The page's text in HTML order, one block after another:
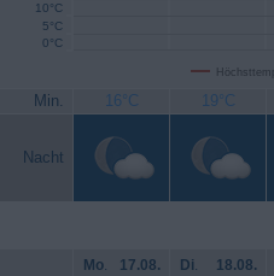
0°C
5°C
10°C
Min. 16°C 19°C
Nacht
Mo. 17.08. Di. 18.08.